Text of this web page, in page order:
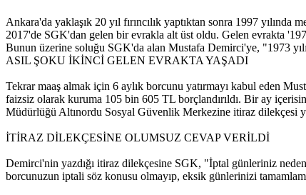
Ankara'da yaklaşık 20 yıl fırıncılık yaptıktan sonra 1997
2017'de SGK'dan gelen bir evrakla alt üst oldu. Gelen evrakta
Bunun üzerine soluğu SGK'da alan Mustafa Demirci'ye, "1973
ASIL ŞOKU İKİNCİ GELEN EVRAKTA YAŞADI
Tekrar maaş almak için 6 aylık borcunu yatırmayı kabul eden
faizsiz olarak kuruma 105 bin 605 TL borçlandırıldı. Bir ay
Müdürlüğü Altınordu Sosyal Güvenlik Merkezine itiraz dilekçesi
İTİRAZ DİLEKÇESİNE OLUMSUZ CEVAP VERİLDİ
Demirci'nin yazdığı itiraz dilekçesine SGK, "İptal günleriniz
borcunuzun iptali söz konusu olmayıp, eksik günlerinizi